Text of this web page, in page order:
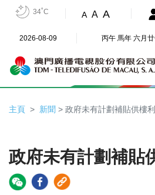
34˚C A A A
2026-08-09 丙午 馬年 六月
主頁 新聞 > 政府未有計劃補貼供樓
政府未有計劃補貼